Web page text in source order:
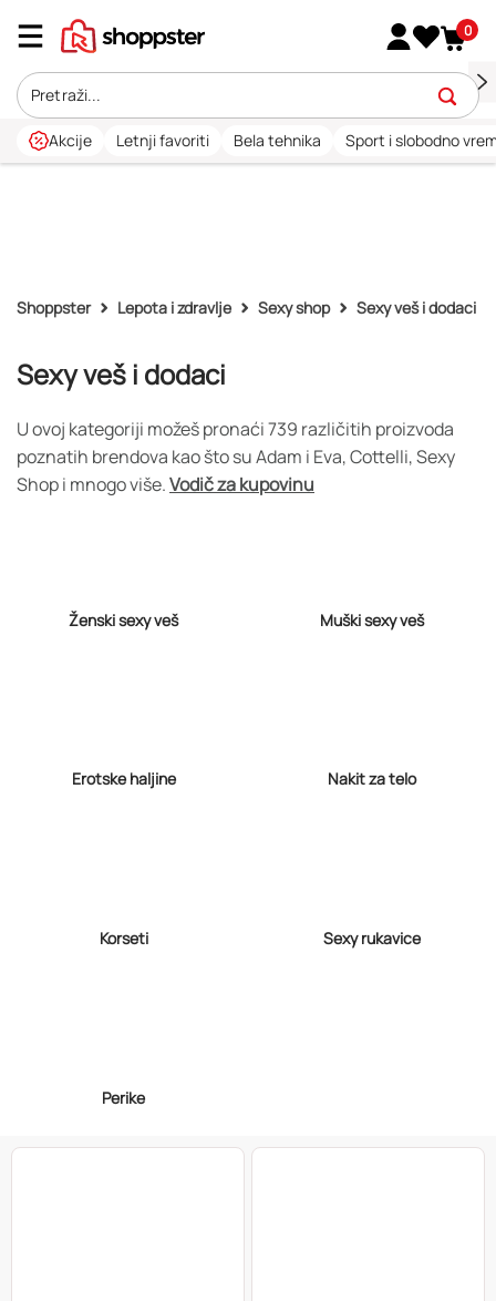
0
Akcije Letnji favoriti Bela tehnika Sport i slobodno
Shoppster Lepota i zdravlje Sexy shop Sexy veš i dodaci
Sexy veš i dodaci
U ovoj kategoriji možeš pronaći 739 različitih proizvoda
poznatih brendova kao što su Adam i Eva, Cottelli, Sexy
Shop i mnogo više.Vodič za kupovinu
Ženski sexy veš Muški sexy veš
Erotske haljine Nakit za telo
Korseti Sexy rukavice
Perike